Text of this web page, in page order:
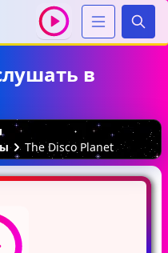
в
The Disco Planet